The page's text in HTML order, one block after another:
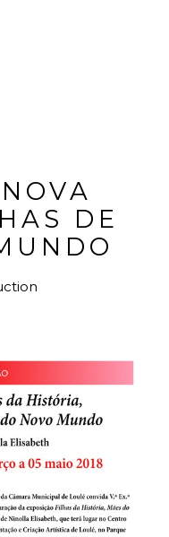
DE